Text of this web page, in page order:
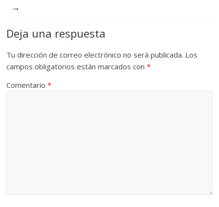
→
Deja una respuesta
Tu dirección de correo electrónico no será publicada. Los
campos obligatorios están marcados con*
Comentario*